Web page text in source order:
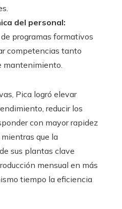
del personal:
programas formativos
competencias tanto
mantenimiento.
Pica logró elevar
reducir los
con mayor rapidez
que la
sus plantas clave
mensual en más
tiempo la eficiencia